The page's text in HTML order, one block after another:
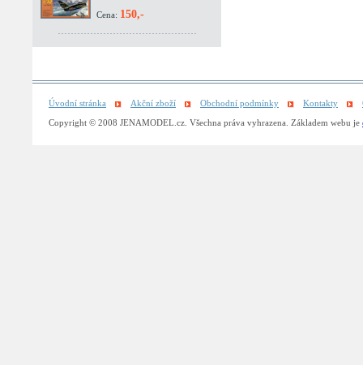
Cena: 150,-
Úvodní stránka Akční zboží Obchodní podmínky Kontakty
Copyright © 2008 JENAMODEL.cz. Všechna práva vyhrazena. Základem webu je